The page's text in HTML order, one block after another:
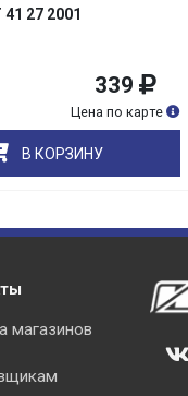
27 2001
339
Цена по карте
В КОРЗИНУ
в 2 недели
магазинов